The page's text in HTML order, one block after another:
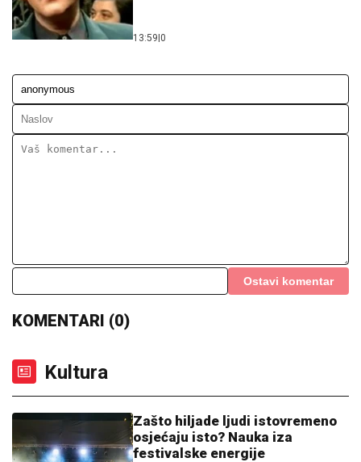
13:59 0
Ostavi komentar
KOMENTARI (0)
Kultura
Zašto hiljade ljudi istovremeno
osjećaju isto? Nauka iza
festivalske energije